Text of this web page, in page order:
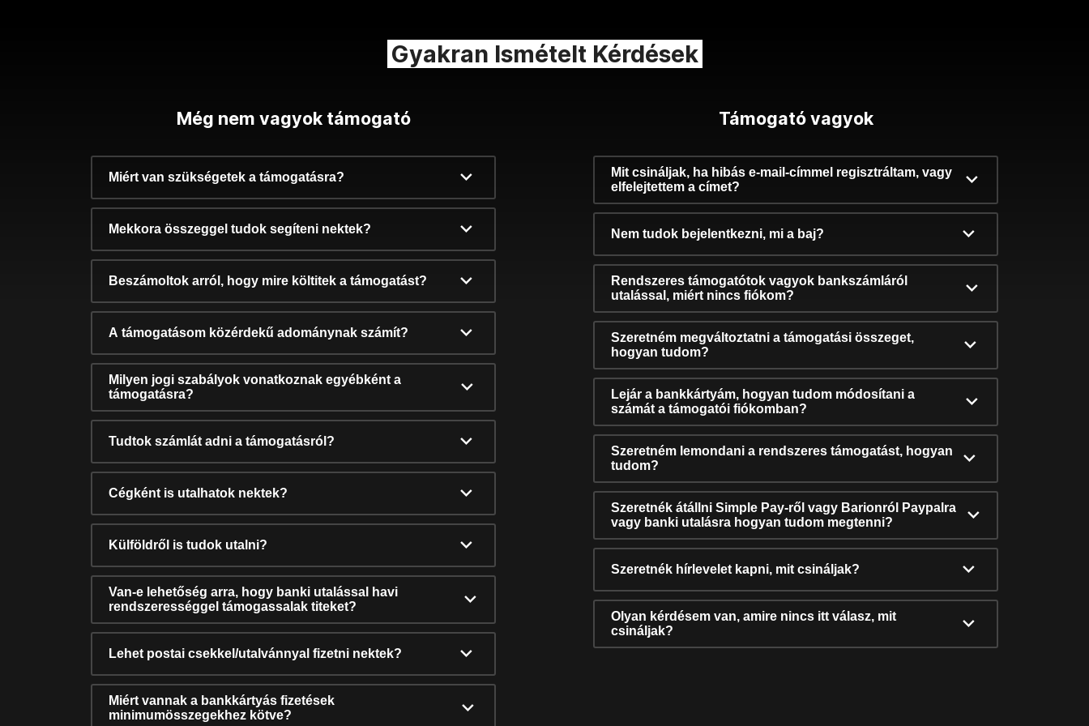
Gyakran Ismételt Kérdések
Még nem vagyok támogató
Miért van szükségetek a támogatásra?
Mekkora összeggel tudok segíteni nektek?
Beszámoltok arról, hogy mire költitek a támogatást?
A támogatásom közérdekű adománynak számít?
Milyen jogi szabályok vonatkoznak egyébként a
támogatásra?
Tudtok számlát adni a támogatásról?
Cégként is utalhatok nektek?
Külföldről is tudok utalni?
Van-e lehetőség arra, hogy banki utalással havi
rendszerességgel támogassalak titeket?
Lehet postai csekkel/utalvánnyal fizetni nektek?
Miért vannak a bankkártyás fizetések
minimumösszegekhez kötve?
Támogató vagyok
Mit csináljak, ha hibás e-mail-címmel regisztráltam, vagy
elfelejtettem a címet?
Nem tudok bejelentkezni, mi a baj?
Rendszeres támogatótok vagyok bankszámláról
utalással, miért nincs fiókom?
Szeretném megváltoztatni a támogatási összeget,
hogyan tudom?
Lejár a bankkártyám, hogyan tudom módosítani a
számát a támogatói fiókomban?
Szeretném lemondani a rendszeres támogatást, hogyan
tudom?
Szeretnék átállni Simple Pay-ről vagy Barionról Paypalra
vagy banki utalásra hogyan tudom megtenni?
Szeretnék hírlevelet kapni, mit csináljak?
Olyan kérdésem van, amire nincs itt válasz, mit
csináljak?